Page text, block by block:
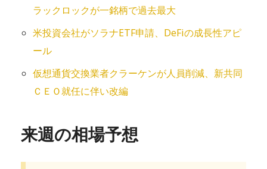
ラックロックが一銘柄で過去最大
米投資会社がソラナETF申請、DeFiの成長性アピ
ール
仮想通貨交換業者クラーケンが人員削減、新共同
ＣＥＯ就任に伴い改編
来週の相場予想